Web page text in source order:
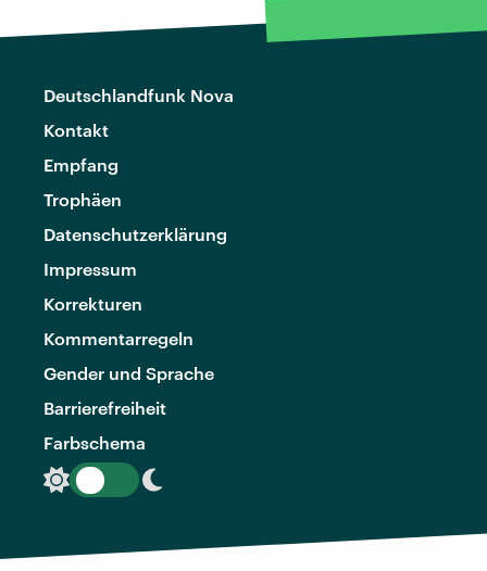
Deutschlandfunk Nova
Kontakt
Empfang
Trophäen
Datenschutzerklärung
Impressum
Korrekturen
Kommentarregeln
Gender und Sprache
Barrierefreiheit
Farbschema